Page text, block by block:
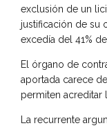
exclusión de un
justificación de su
excedía del 41%
El órgano de
aportada carece
permiten acreditar
La recurrente